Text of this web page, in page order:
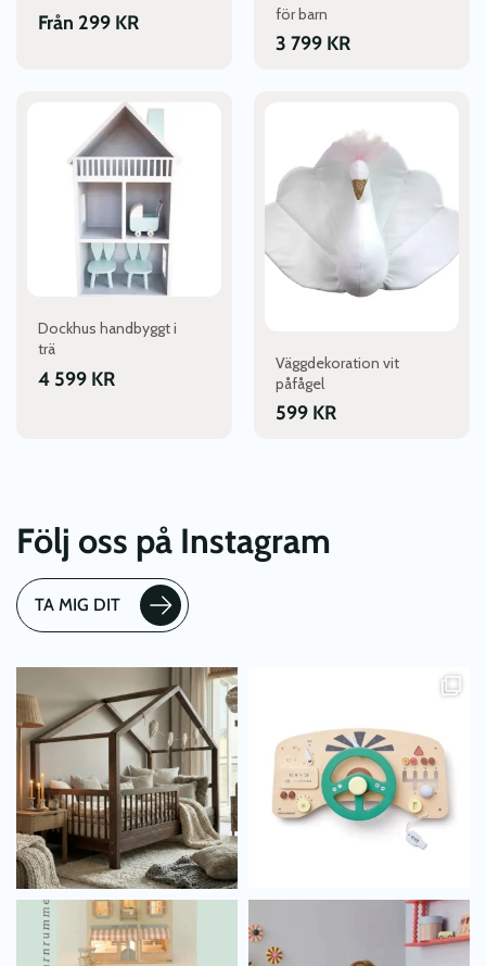
Från 299 KR
produktsidan
för barn
3 799 KR
produktsidan
Dockhus handbyggt i
trä
4 599 KR
Väggdekoration vit
påfågel
599 KR
Följ oss på Instagram
TA MIG DIT